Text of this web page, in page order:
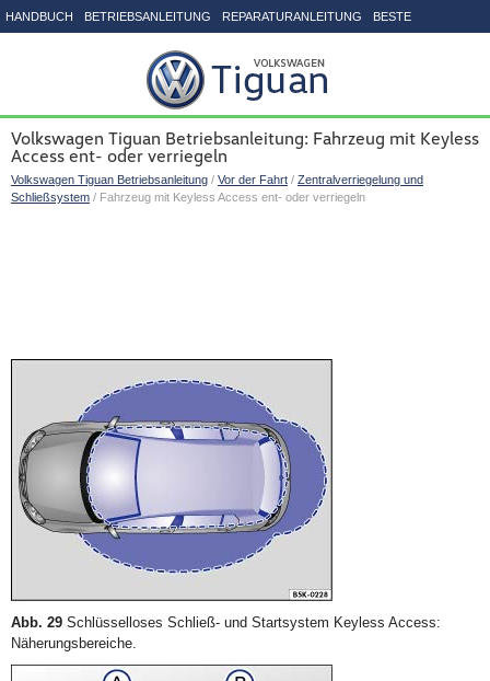
HANDBUCH BETRIEBSANLEITUNG REPARATURANLEITUNG BESTE
Volkswagen Tiguan Betriebsanleitung: Fahrzeug mit Keyless
Access ent- oder verriegeln
Volkswagen Tiguan Betriebsanleitung / Vor der Fahrt / Zentralverriegelung und
Schließsystem / Fahrzeug mit Keyless Access ent- oder verriegeln
Abb. 29 Schlüsselloses Schließ- und Startsystem Keyless Access:
Näherungsbereiche.